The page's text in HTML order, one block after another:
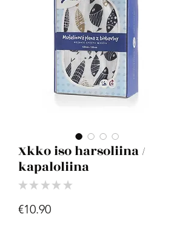
Xkko iso harsoliina /
kapaloliina
★ ★ ★ ★ ★
€10.90Price